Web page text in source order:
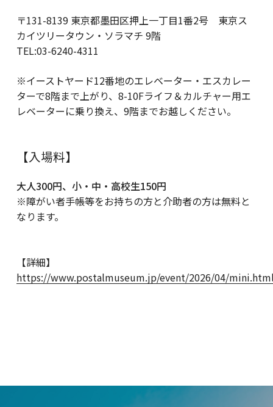
〒131-8139 東京都墨田区押上一丁目1番2号 東京ス
カイツリータウン・ソラマチ 9階
TEL:03-6240-4311
※イーストヤード12番地のエレベーター・エスカレー
ターで8階まで上がり、8-10Fライフ＆カルチャー用エ
レベーターに乗り換え、9階までお越しください。
【入場料】
大人300円、小・中・高校生150円
※障がい者手帳等をお持ちの方と介助者の方は無料と
なります。
【詳細】
https://www.postalmuseum.jp/event/2026/04/